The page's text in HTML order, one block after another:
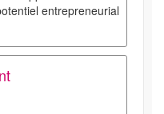
entrepreneurial